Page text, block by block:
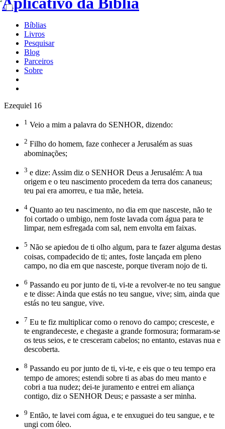
Bíblias
Livros
Pesquisar
Blog
Parceiros
Sobre
Ezequiel 16
1 Veio a mim a palavra do SENHOR, dizendo:
2 Filho do homem, faze conhecer a Jerusalém as suas
abominações;
3 e dize: Assim diz o SENHOR Deus a Jerusalém: A tua
origem e o teu nascimento procedem da terra dos cananeus;
teu pai era amorreu, e tua mãe, heteia.
4 Quanto ao teu nascimento, no dia em que nasceste, não te
foi cortado o umbigo, nem foste lavada com água para te
limpar, nem esfregada com sal, nem envolta em faixas.
5 Não se apiedou de ti olho algum, para te fazer alguma destas
coisas, compadecido de ti; antes, foste lançada em pleno
campo, no dia em que nasceste, porque tiveram nojo de ti.
6 Passando eu por junto de ti, vi-te a revolver-te no teu sangue
e te disse: Ainda que estás no teu sangue, vive; sim, ainda que
estás no teu sangue, vive.
7 Eu te fiz multiplicar como o renovo do campo; cresceste, e
te engrandeceste, e chegaste a grande formosura; formaram-se
os teus seios, e te cresceram cabelos; no entanto, estavas nua e
descoberta.
8 Passando eu por junto de ti, vi-te, e eis que o teu tempo era
tempo de amores; estendi sobre ti as abas do meu manto e
cobri a tua nudez; dei-te juramento e entrei em aliança
contigo, diz o SENHOR Deus; e passaste a ser minha.
9 Então, te lavei com água, e te enxuguei do teu sangue, e te
ungi com óleo.